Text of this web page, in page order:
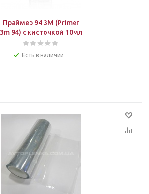
Праймер 94 3M (Primer
3m 94) с кисточкой 10мл
Есть в наличии